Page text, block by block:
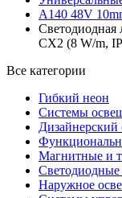
A140 48V
Светодиодная
CX2 (8 W/m,
Все категории
Гибкий неон
Системы
Дизайнерский
Магнитные и
Наружное